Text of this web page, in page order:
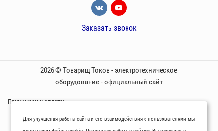
Заказать звонок
2026 © Товарищ Токов - электротехническое
оборудование - официальный сайт
Принимаем к оплате:
Для улучшения работы сайта и его взаимодействия с пользователями мы